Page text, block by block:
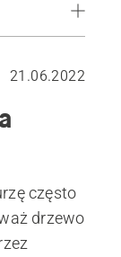
21.06.2022
często
drzewo